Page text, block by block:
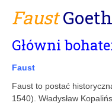
Faust
Główni
Faust
Faust to postać
1540). Władysław